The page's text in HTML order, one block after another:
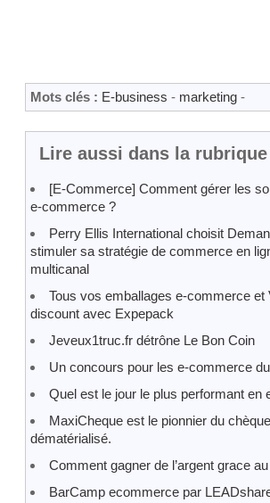
Mots clés : E-business - marketing -
Lire aussi dans la
[E-Commerce] Comment gérer les
e-commerce ?
Perry Ellis International choisit
stimuler sa stratégie de commerce en
multicanal
Tous vos emballages e-commerce et
discount avec Expepack
Jeveux1truc.fr détrône Le Bon Coin
Un concours pour les e-commerce
Quel est le jour le plus performant en
MaxiCheque est le pionnier du
dématérialisé.
Comment gagner de l’argent grace
BarCamp ecommerce par